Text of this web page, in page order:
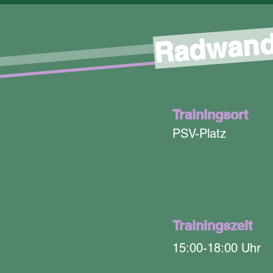
Trainingsort
PSV-Platz
Trainingszeit
15:00-18:00 Uhr